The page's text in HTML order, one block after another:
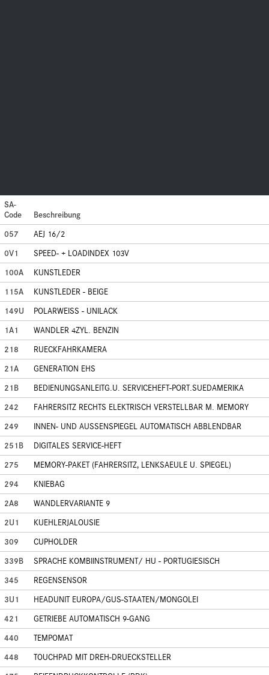
SA-
Code
Beschreibung
057
AEJ 16/2
0V1
SPEED- + LOADINDEX 103V
100A
KUNSTLEDER
115A
KUNSTLEDER - BEIGE
149U
POLARWEISS - UNILACK
1A1
WANDLER 4ZYL. BENZIN
218
RUECKFAHRKAMERA
21A
GENERATION EHS
21B
BEDIENUNGSANLEITG.U. SERVICEHEFT-PORT.SUEDAMERIKA
242
FAHRERSITZ RECHTS ELEKTRISCH VERSTELLBAR M. MEMORY
249
INNEN- UND AUSSENSPIEGEL AUTOMATISCH ABBLENDBAR
251B
DIGITALES SERVICE-HEFT
275
MEMORY-PAKET (FAHRERSITZ, LENKSAEULE U. SPIEGEL)
294
KNIEBAG
2A8
WANDLERVARIANTE 9
2U1
KUEHLERJALOUSIE
309
CUPHOLDER
339B
SPRACHE KOMBIINSTRUMENT/ HU - PORTUGIESISCH
345
REGENSENSOR
3U1
HEADUNIT EUROPA/GUS-STAATEN/MONGOLEI
421
GETRIEBE AUTOMATISCH 9-GANG
440
TEMPOMAT
448
TOUCHPAD MIT DREH-DRUECKSTELLER